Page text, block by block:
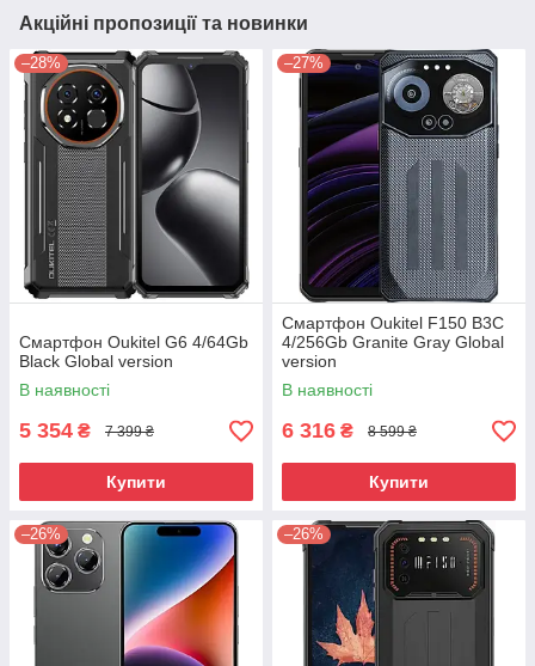
Акційні пропозиції та новинки
–28%
Смартфон Oukitel G6 4/64Gb
Black Global version
В наявності
5 354 ₴ 7 399 ₴
Купити
–27%
Смартфон Oukitel F150 B3C
4/256Gb Granite Gray Global
version
В наявності
6 316 ₴ 8 599 ₴
Купити
–26% –26%